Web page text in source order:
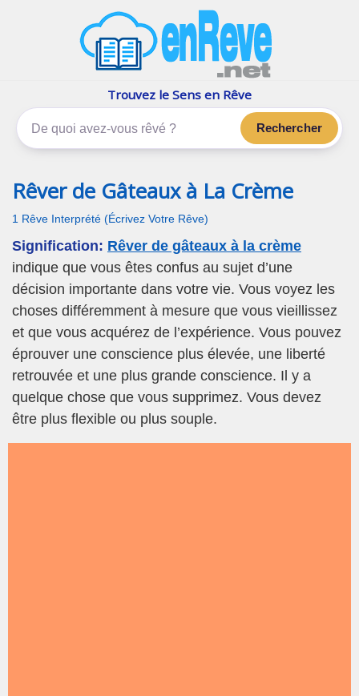
Les rêves, c'est plus que çaTrouvez le Sens en Rêve
Rechercher
Rêver de Gâteaux à La Crème
1 Rêve Interprété (Écrivez Votre Rêve)
Signification: Rêver de gâteaux à la crème
indique que vous êtes confus au sujet d’une
décision importante dans votre vie. Vous voyez les
choses différemment à mesure que vous vieillissez
et que vous acquérez de l’expérience. Vous pouvez
éprouver une conscience plus élevée, une liberté
retrouvée et une plus grande conscience. Il y a
quelque chose que vous supprimez. Vous devez
être plus flexible ou plus souple.